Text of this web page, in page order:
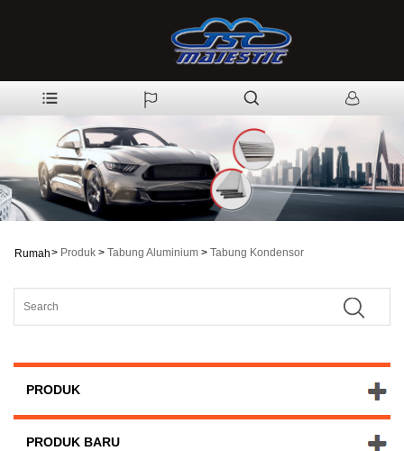
Rumah> Produk > Tabung Aluminium > Tabung Kondensor
PRODUK
PRODUK BARU